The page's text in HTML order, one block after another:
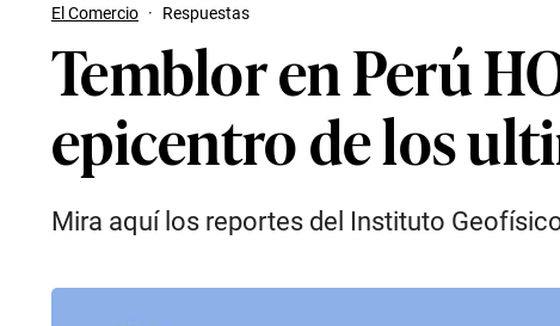
El Comercio · Respuestas
Temblor en Perú
epicentro de los
Mira aquí los reportes del Instituto